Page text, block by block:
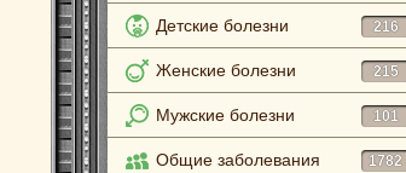
Детские болезни 216
Женские болезни 215
Мужские болезни 101
Общие заболевания 1782